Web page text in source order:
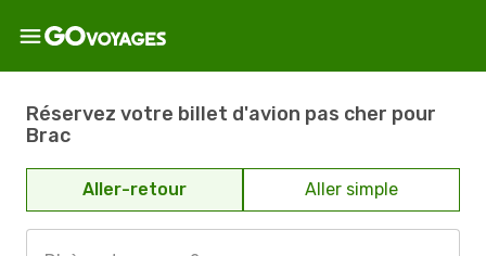
Réservez votre billet d'avion pas cher pour
Brac
Aller-retour Aller simple